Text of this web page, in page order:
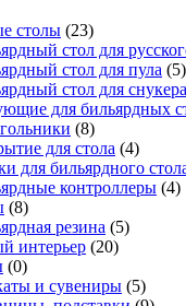
столы (23)
стол для
стол для пула (5)
стол для снукера
для бильярдных
(8)
для стола (4)
для бильярдного
контроллеры (4)
(8)
резина (5)
интерьер (20)
(0)
и сувениры (5)